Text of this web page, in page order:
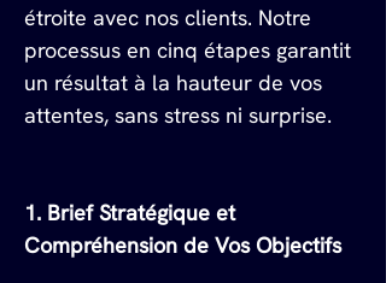
étroite avec nos clients. Notre
processus en cinq étapes garantit
un résultat à la hauteur de vos
attentes, sans stress ni surprise.
1. Brief Stratégique et
Compréhension de Vos Objectifs